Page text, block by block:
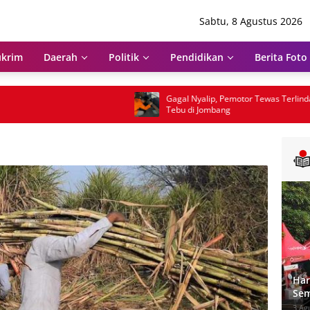
Sabtu, 8 Agustus 2026
Daerah Politik Pendidikan Berita Foto
Gagal Nyalip, Pemotor Tewas Terlindas Truk
Tebu di Jombang
3